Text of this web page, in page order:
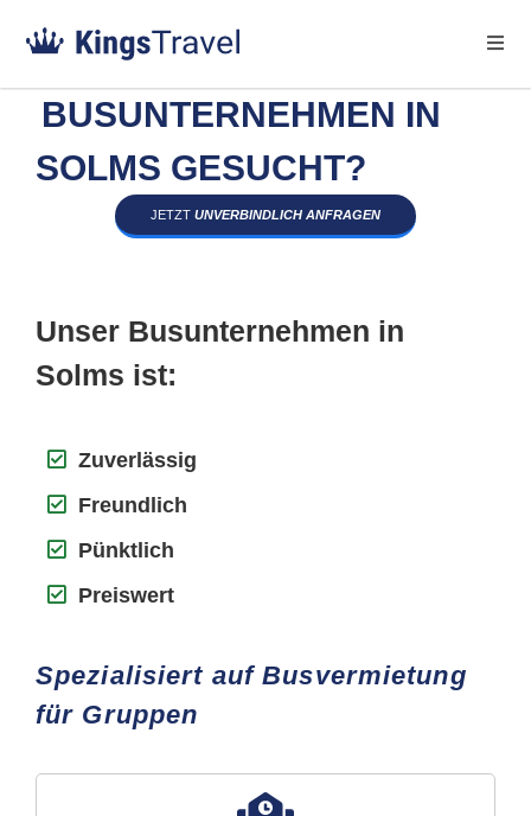
BUSUNTERNEHMEN IN
SOLMS GESUCHT?
JETZT UNVERBINDLICH ANFRAGEN
Unser Busunternehmen in
Solms ist:
Zuverlässig
Freundlich
Pünktlich
Preiswert
Spezialisiert auf Busvermietung
für Gruppen